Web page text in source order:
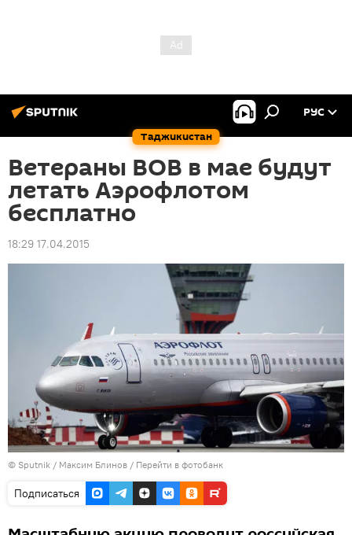
Таджикистан
РУС
Ветераны ВОВ в мае будут
летать Аэрофлотом
бесплатно
18:29 17.04.2015
© Sputnik / Максим Блинов / Перейти в фотобанк
Подписаться